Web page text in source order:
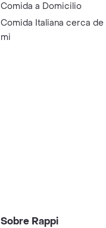
Comida a Domicilio
Comida Italiana cerca de
mi
Sobre Rappi